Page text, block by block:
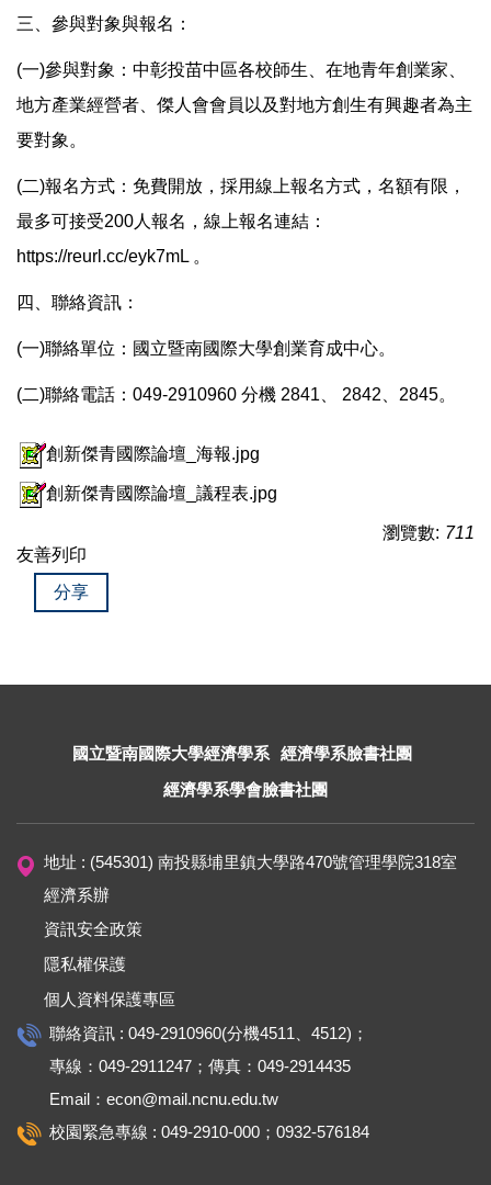
三、參與對象與報名：
(一)參與對象：中彰投苗中區各校師生、在地青年創業家、
地方產業經營者、傑人會會員以及對地方創生有興趣者為主
要對象。
(二)報名方式：免費開放，採用線上報名方式，名額有限，
最多可接受200人報名，線上報名連結：
https://reurl.cc/eyk7mL 。
四、聯絡資訊：
(一)聯絡單位：國立暨南國際大學創業育成中心。
(二)聯絡電話：049-2910960 分機 2841、 2842、2845。
創新傑青國際論壇_海報.jpg
創新傑青國際論壇_議程表.jpg
瀏覽數: 711
友善列印
分享
國立暨南國際大學經濟學系 經濟學系臉書社團
經濟學系學會臉書社團
地址 : (545301) 南投縣埔里鎮大學路470號管理學院318室
經濟系辦
資訊安全政策
隱私權保護
個人資料保護專區
聯絡資訊 : 049-2910960(分機4511、4512)；
專線：049-2911247；傳真：049-2914435
Email：econ@mail.ncnu.edu.tw
校園緊急專線 : 049-2910-000；0932-576184